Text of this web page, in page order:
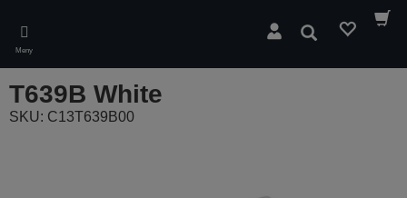
main
content
Meny
Sök
T639B White
SKU: C13T639B00